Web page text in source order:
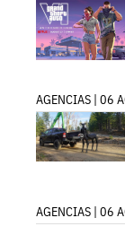
AGENCIAS | 06
AGENCIAS | 06